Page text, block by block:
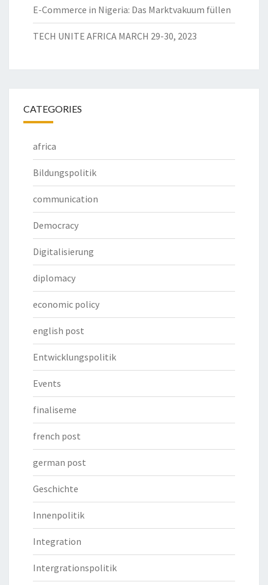
E-Commerce in Nigeria: Das Marktvakuum füllen
TECH UNITE AFRICA MARCH 29-30, 2023
CATEGORIES
africa
Bildungspolitik
communication
Democracy
Digitalisierung
diplomacy
economic policy
english post
Entwicklungspolitik
Events
finaliseme
french post
german post
Geschichte
Innenpolitik
Integration
Intergrationspolitik